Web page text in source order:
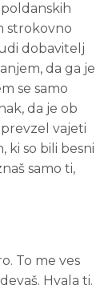
strokovno
dobavitelj
da ga je
se samo
da je ob
vajeti
ki so bili besni
samo ti,
To me ves
Hvala ti.